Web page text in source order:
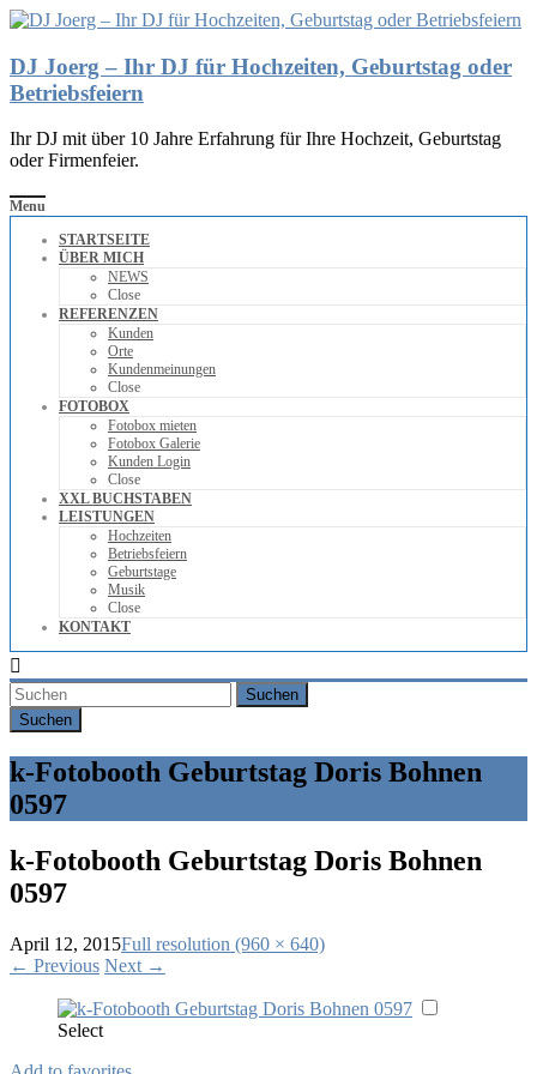
DJ Joerg – Ihr DJ für Hochzeiten, Geburtstag oder
Betriebsfeiern
Ihr DJ mit über 10 Jahre Erfahrung für Ihre Hochzeit, Geburtstag
oder Firmenfeier.
Menu
STARTSEITE
ÜBER MICH
NEWS
Close
REFERENZEN
Kunden
Orte
Kundenmeinungen
Close
FOTOBOX
Fotobox mieten
Fotobox Galerie
Kunden Login
Close
XXL BUCHSTABEN
LEISTUNGEN
Hochzeiten
Betriebsfeiern
Geburtstage
Musik
Close
KONTAKT
Suchen
k-Fotobooth Geburtstag Doris Bohnen
0597
k-Fotobooth Geburtstag Doris Bohnen
0597
April 12, 2015Full resolution (960 × 640)
← Previous Next →
Select